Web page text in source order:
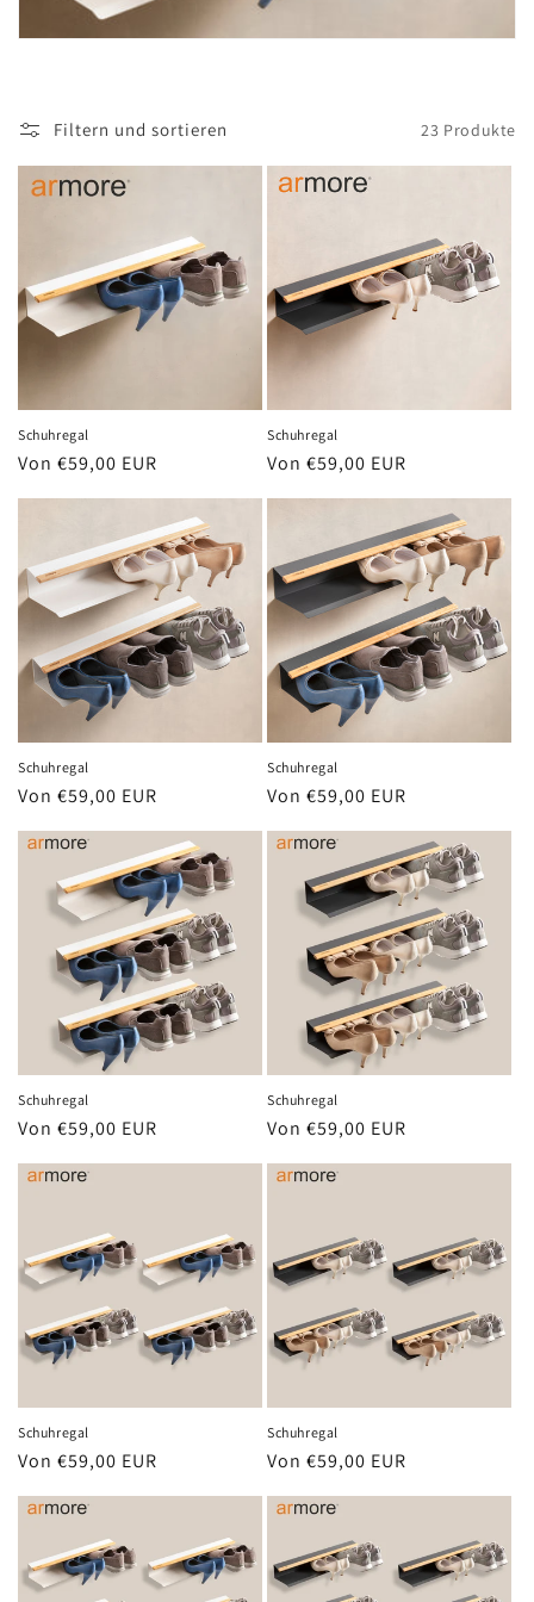
i
:
Filtern und sortieren 23 Produkte
Schuhregal
Normaler
Von €59,00 EUR
Schuhregal
Normaler
Von €59,00 EUR
Schuhregal
Normaler
Von €59,00 EUR
Schuhregal
Normaler
Von €59,00 EUR
Schuhregal
Normaler
Von €59,00 EUR
Schuhregal
Normaler
Von €59,00 EUR
Schuhregal
Normaler
Von €59,00 EUR
Schuhregal
Normaler
Von €59,00 EUR